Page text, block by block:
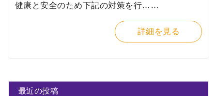
健康と安全のため下記の対策を行……
詳細を見る
最近の投稿